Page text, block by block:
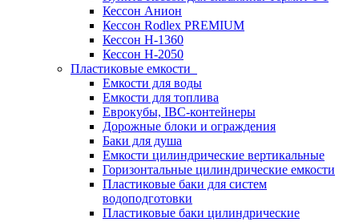
Кессон Анион
Кессон Rodlex PREMIUM
Кессон H-1360
Кессон H-2050
Пластиковые емкости
Емкости для воды
Емкости для топлива
Еврокубы, IBC-контейнеры
Дорожные блоки и ограждения
Баки для душа
Емкости цилиндрические вертикальные
Горизонтальные цилиндрические емкости
Пластиковые баки для систем
водоподготовки
Пластиковые баки цилиндрические